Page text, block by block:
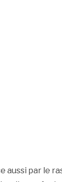
aussi par le